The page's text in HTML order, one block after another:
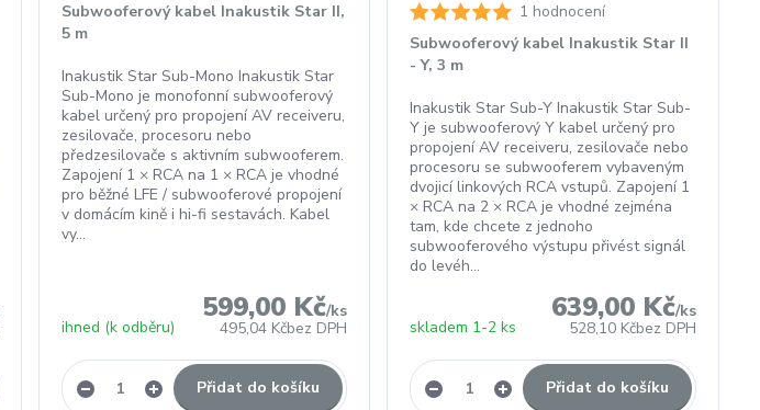
Subwooferový kabel Inakustik Star II,
5 m
Inakustik Star Sub-Mono Inakustik Star
Sub-Mono je monofonní subwooferový
kabel určený pro propojení AV receiveru,
zesilovače, procesoru nebo
předzesilovače s aktivním subwooferem.
Zapojení 1 × RCA na 1 × RCA je vhodné
pro běžné LFE / subwooferové propojení
v domácím kině i hi-fi sestavách. Kabel
vy...
599,00 Kč/ks
495,04 Kčbez DPH
ihned (k odběru)
Přidat do košíku
1 hodnocení
Subwooferový kabel Inakustik Star II
- Y, 3 m
Inakustik Star Sub-Y Inakustik Star Sub-
Y je subwooferový Y kabel určený pro
propojení AV receiveru, zesilovače nebo
procesoru se subwooferem vybaveným
dvojicí linkových RCA vstupů. Zapojení 1
× RCA na 2 × RCA je vhodné zejména
tam, kde chcete z jednoho
subwooferového výstupu přivést signál
do levéh...
639,00 Kč/ks
528,10 Kčbez DPH
skladem 1-2 ks
Přidat do košíku